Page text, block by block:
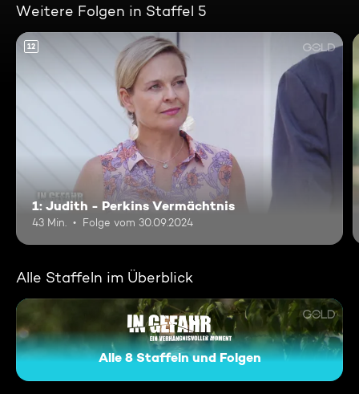
Weitere Folgen in Staffel 5
12
1: Judith - Perkins Vermächtnis
43 Min. Folge vom 30.09.2024
Alle Staffeln im Überblick
In Gefahr - Ein
Alle 8 Staffeln und Folgen